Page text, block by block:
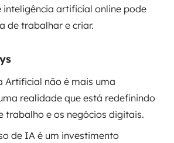
inteligência artificial online pode
de trabalhar e criar.
Artificial não é mais uma
realidade que está redefinindo
trabalho e os negócios digitais.
de IA é um investimento